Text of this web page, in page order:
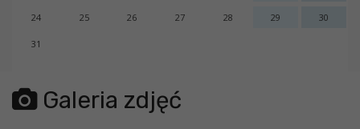
24 25 26 27 28 29 30
31
error getting json:
Galeria zdjęć